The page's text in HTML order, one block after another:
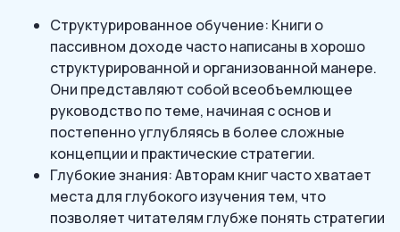
Структурированное обучение: Книги о
пассивном доходе часто написаны в хорошо
структурированной и организованной манере.
Они представляют собой всеобъемлющее
руководство по теме, начиная с основ и
постепенно углубляясь в более сложные
концепции и практические стратегии.
Глубокие знания: Авторам книг часто хватает
места для глубокого изучения тем, что
позволяет читателям глубже понять стратегии